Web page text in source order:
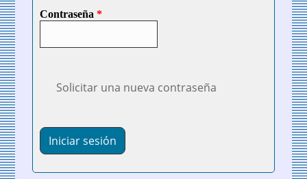
Contraseña *
Solicitar una nueva contraseña